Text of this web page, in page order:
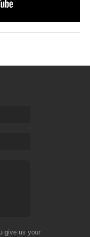
give us your